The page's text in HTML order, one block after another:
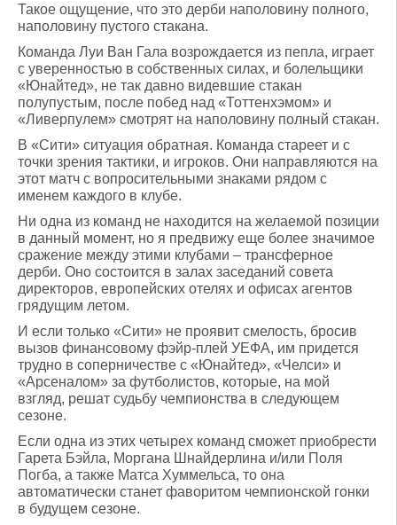
Такое ощущение, что это дерби наполовину полного,
наполовину пустого стакана.
Команда Луи Ван Гала возрождается из пепла, играет
с уверенностью в собственных силах, и болельщики
«Юнайтед», не так давно видевшие стакан
полупустым, после побед над «Тоттенхэмом» и
«Ливерпулем» смотрят на наполовину полный стакан.
В «Сити» ситуация обратная. Команда стареет и с
точки зрения тактики, и игроков. Они направляются на
этот матч с вопросительными знаками рядом с
именем каждого в клубе.
Ни одна из команд не находится на желаемой позиции
в данный момент, но я предвижу еще более значимое
сражение между этими клубами – трансферное
дерби. Оно состоится в залах заседаний совета
директоров, европейских отелях и офисах агентов
грядущим летом.
И если только «Сити» не проявит смелость, бросив
вызов финансовому фэйр-плей УЕФА, им придется
трудно в соперничестве с «Юнайтед», «Челси» и
«Арсеналом» за футболистов, которые, на мой
взгляд, решат судьбу чемпионства в следующем
сезоне.
Если одна из этих четырех команд сможет приобрести
Гарета Бэйла, Моргана Шнайдерлина и/или Поля
Погба, а также Матса Хуммельса, то она
автоматически станет фаворитом чемпионской гонки
в будущем сезоне.